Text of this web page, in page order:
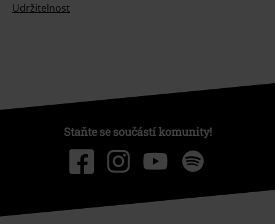
Udržitelnost
Staňte se součástí komunity!